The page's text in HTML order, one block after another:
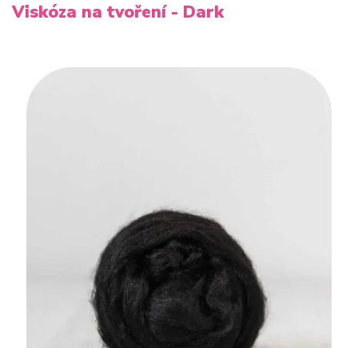
Viskóza na tvoření - Dark